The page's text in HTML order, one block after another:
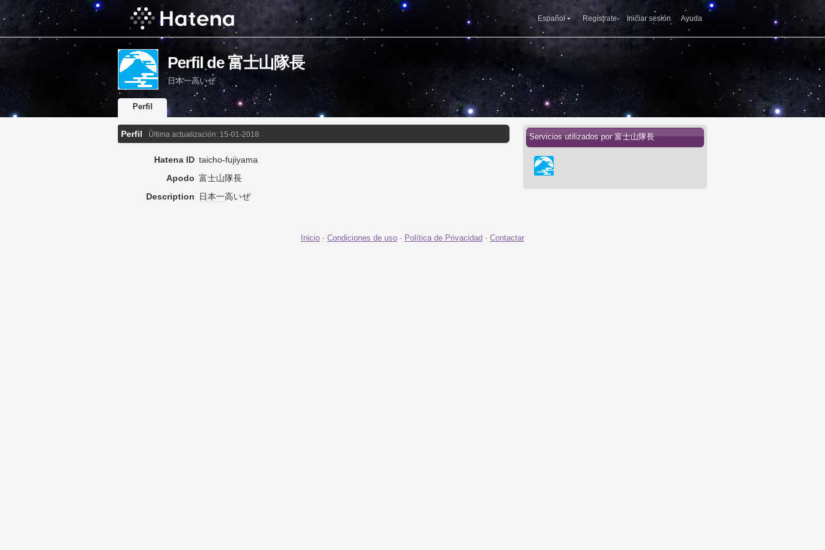
Español Regístrate Iniciar sesión Ayuda
Perfil de 富士山隊長
日本一高いぜ
Perfil
Perfil Última actualización: 15-01-2018
Hatena ID taicho-fujiyama
Apodo 富士山隊長
Description
日本一高いぜ
Servicios utilizados por 富士山隊長
Inicio - Condiciones de uso - Política de Privacidad - Contactar